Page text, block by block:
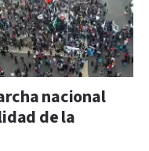
nacional
de la